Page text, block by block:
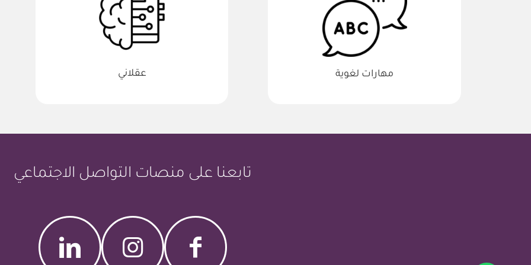
مهارات لغوية عقلاني
تابعنا على منصات التواصل الاجتماعي